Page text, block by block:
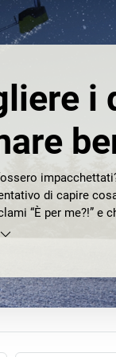
i
di capire cosa
“È per me?!” e
il valore
e sicure di
speciale.